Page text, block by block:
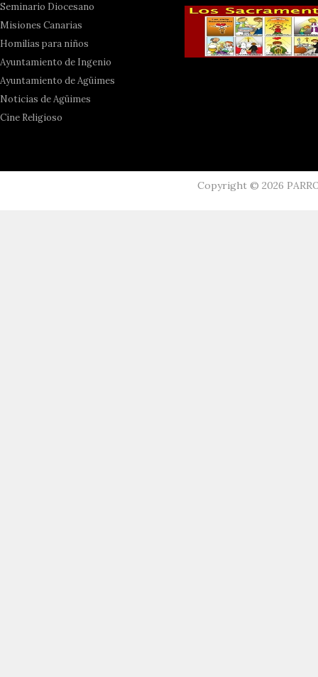
Seminario Diocesano
Misiones Canarias
Homilías para niños
Ayuntamiento de Ingenio
Ayuntamiento de Agüimes
Noticias de Agüimes
Cine Religioso
Copyright ©2026